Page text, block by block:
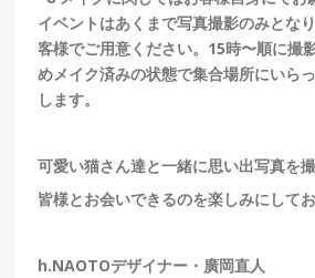
イベントはあくまで写真撮影のみとな
客様でご用意ください。 15時〜順に撮
めメイク済みの状態で集合場所にいら
します。
可愛い猫さん達と一緒に思い出写真を
皆様とお会いできるのを楽しみにしてお
h.NAOTOデザイナー・廣岡直人